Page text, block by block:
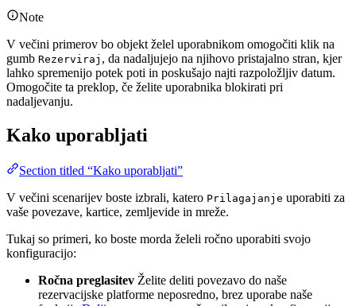
Note
V večini primerov bo objekt želel uporabnikom omogočiti klik na
gumb Rezerviraj , da nadaljujejo na njihovo pristajalno stran, kjer
lahko spremenijo potek poti in poskušajo najti razpoložljiv datum.
Omogočite ta preklop, če želite uporabnika blokirati pri
nadaljevanju.
Kako uporabljati
Section titled “Kako uporabljati”
V večini scenarijev boste izbrali, katero Prilagajanje uporabiti za
vaše povezave, kartice, zemljevide in mreže.
Tukaj so primeri, ko boste morda želeli ročno uporabiti svojo
konfiguracijo:
Ročna preglasitev Želite deliti povezavo do naše
rezervacijske platforme neposredno, brez uporabe naše